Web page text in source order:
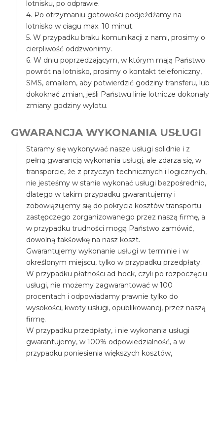
lotnisku, po odprawie.
4. Po otrzymaniu gotowości podjeżdżamy na
lotnisko w ciagu max. 10 minut.
5. W przypadku braku komunikacji z nami, prosimy o
cierpliwość oddzwonimy.
6. W dniu poprzedzającym, w którym mają Państwo
powrót na lotnisko, prosimy o kontakt telefoniczny,
SMS, emailem, aby potwierdzić godziny transferu, lub
dokoknać zmian, jeśli Państwu linie lotnicze dokonały
zmiany godziny wylotu.
GWARANCJA WYKONANIA USŁUGI
Staramy się wykonywać nasze usługi solidnie i z
pełną gwarancją wykonania usługi, ale zdarza się, w
transporcie, że z przyczyn technicznych i logicznych,
nie jesteśmy w stanie wykonać usługi bezpośrednio,
dlatego w takim przypadku gwarantujemy i
zobowiązujemy się do pokrycia kosztów transportu
zastępczego zorganizowanego przez naszą firmę, a
w przypadku trudności mogą Państwo zamówić,
dowolną takśowkę na nasz koszt.
Gwarantujemy wykonanie usługi w terminie i w
określonym miejscu, tylko w przypadku przedpłaty.
W przypadku płatności ad-hock, czyli po rozpoczęciu
usługi, nie możemy zagwarantować w 100
procentach i odpowiadamy prawnie tylko do
wysokości, kwoty usługi, opublikowanej, przez naszą
firmę.
W przypadku przedpłaty, i nie wykonania usługi
gwarantujemy, w 100% odpowiedzialność, a w
przypadku poniesienia większych kosztów,